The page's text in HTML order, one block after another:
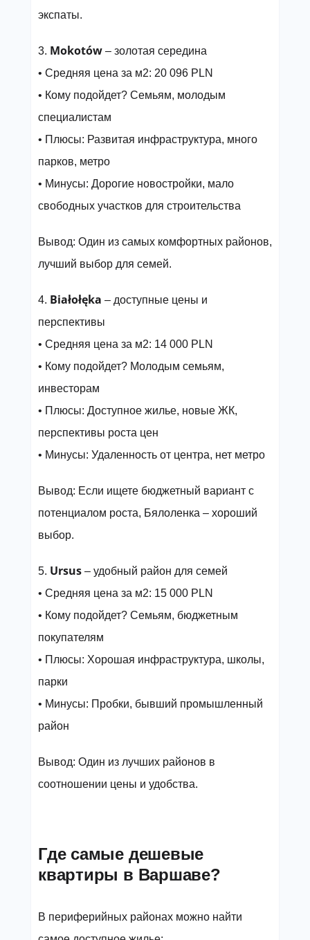
экспаты.
3. Mokotów – золотая середина
• Средняя цена за м2: 20 096 PLN
• Кому подойдет? Семьям, молодым
специалистам
• Плюсы: Развитая инфраструктура, много
парков, метро
• Минусы: Дорогие новостройки, мало
свободных участков для строительства
Вывод: Один из самых комфортных районов,
лучший выбор для семей.
4. Białołęka – доступные цены и
перспективы
• Средняя цена за м2: 14 000 PLN
• Кому подойдет? Молодым семьям,
инвесторам
• Плюсы: Доступное жилье, новые ЖК,
перспективы роста цен
• Минусы: Удаленность от центра, нет метро
Вывод: Если ищете бюджетный вариант с
потенциалом роста, Бялоленка – хороший
выбор.
5. Ursus – удобный район для семей
• Средняя цена за м2: 15 000 PLN
• Кому подойдет? Семьям, бюджетным
покупателям
• Плюсы: Хорошая инфраструктура, школы,
парки
• Минусы: Пробки, бывший промышленный
район
Вывод: Один из лучших районов в
соотношении цены и удобства.
Где самые дешевые
квартиры в Варшаве?
В периферийных районах можно найти